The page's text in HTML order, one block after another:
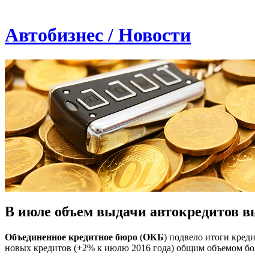
Автобизнес / Новости
В июле объем выдачи автокредитов
Объединенное кредитное бюро (ОКБ) подвело итоги
новых кредитов (+2% к июлю 2016 года) общим объемом